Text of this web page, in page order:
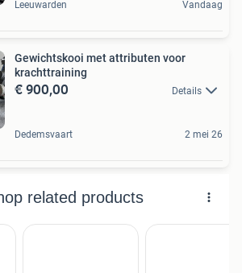
Leeuwarden Vandaag
Gewichtskooi met attributen voor
krachttraining
€ 900,00 Details
Dedemsvaart 2 mei 26